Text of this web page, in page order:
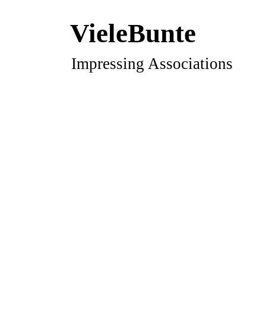
VieleBunte
Impressing Associations